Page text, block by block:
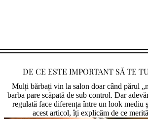
DE CE ESTE IMPORTANT SĂ TE
Mulți bărbați vin la salon doar când părul
barba pare scăpată de sub control. Dar
regulată face diferența între un look mediu
acest articol, îți explicăm de ce